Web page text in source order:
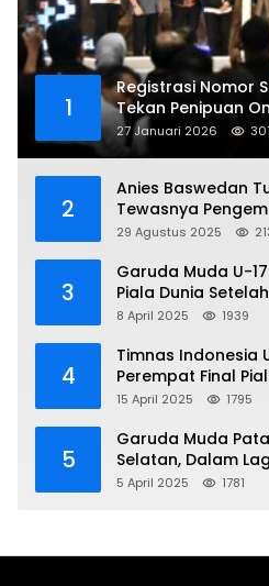
1
Registrasi Nomor
Tekan Penipuan
27 Januari 2026
2
Anies Baswedan
Tewasnya
Demo
29 Agustus 2025
3
Garuda Muda U-
Piala Dunia
Kemenangan
8 April 2025 1939
4
Timnas Indonesia
Perempat Final
Korea Utara
15 April 2025 1795
5
Garuda Muda
Selatan, Dalam
2025 U-17
5 April 2025 1781